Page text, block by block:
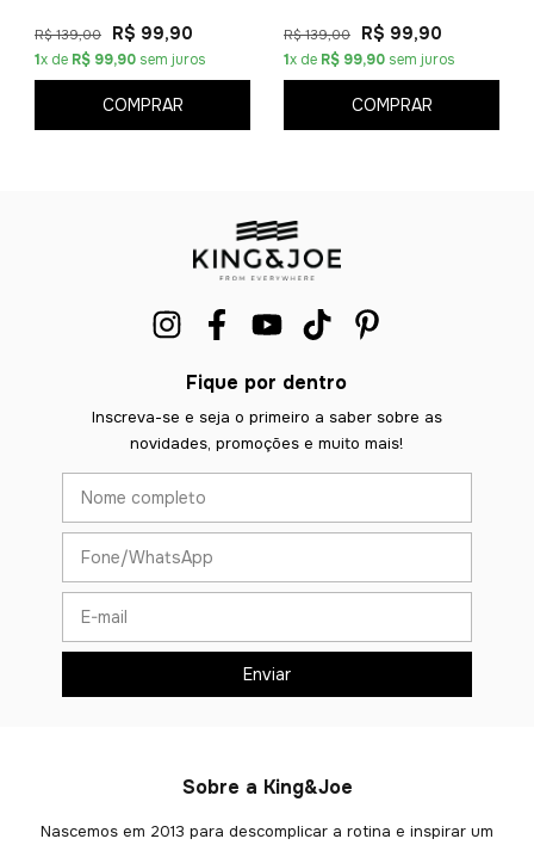
R$ 139,00 R$ 99,90
1x de R$ 99,90 sem juros
COMPRAR
R$ 139,00 R$ 99,90
1x de R$ 99,90 sem juros
COMPRAR
Fique por dentro
Inscreva-se e seja o primeiro a saber sobre as
novidades, promoções e muito mais!
Sobre a King&Joe
Nascemos em 2013 para descomplicar a rotina e inspirar um